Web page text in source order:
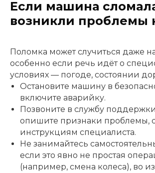
Если машина
возникли проблемы
Поломка может случиться даже
особенно если речь идёт о
условиях — погоде, состоянии
Остановите машину в
включите аварийку.
Позвоните в службу
опишите признаки проблемы,
инструкциям специалиста.
Не занимайтесь
если это явно не простая
(например, смена колеса), во